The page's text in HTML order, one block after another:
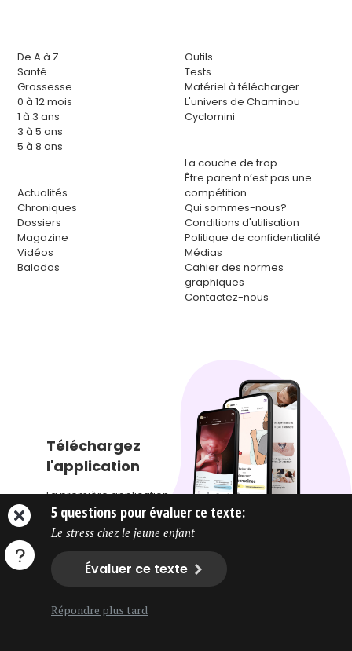
5 questions pour évaluer ce texte:
Le stress chez le jeune enfant
Évaluer ce texte
Répondre plus tard
De A à Z
Santé
Grossesse
0 à 12 mois
1 à 3 ans
3 à 5 ans
5 à 8 ans
Actualités
Chroniques
Dossiers
Magazine
Vidéos
Balados
Outils
Tests
Matériel à télécharger
L'univers de Chaminou
Cyclomini
La couche de trop
Être parent n’est pas une
compétition
Qui sommes-nous?
Conditions d'utilisation
Politique de confidentialité
Médias
Cahier des normes
graphiques
Contactez-nous
Téléchargez
l'application
La première application
québécoise qui vous
permet de suivre le développement de votre
enfant.